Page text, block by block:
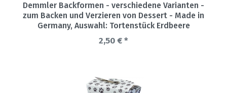
Demmler Backformen - verschiedene Varianten -
zum Backen und Verzieren von Dessert - Made in
Germany, Auswahl: Tortenstück Erdbeere
2,50 € *